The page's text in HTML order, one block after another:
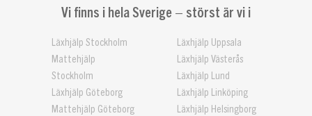
Vi finns i hela Sverige – störst är vi i
Läxhjälp Stockholm
Mattehjälp
Stockholm
Läxhjälp Göteborg
Mattehjälp Göteborg
Läxhjälp Uppsala
Läxhjälp Västerås
Läxhjälp Lund
Läxhjälp Linköping
Läxhjälp Helsingborg